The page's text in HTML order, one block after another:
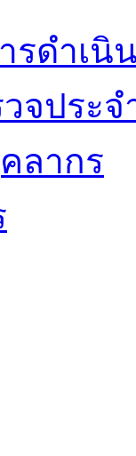
รดำเนิ
จประจ
ลากร